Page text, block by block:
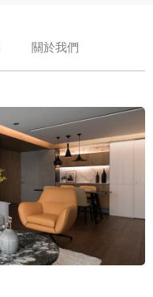
關於我們